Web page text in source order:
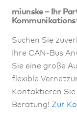
miunske – Ihr
Suchen Sie
Ihre CAN-Bus
Sie eine große
flexible
Kontaktieren
Beratung! Zur